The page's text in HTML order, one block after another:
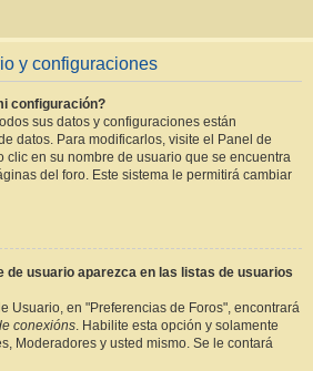
y configuraciones
configuración?
sus datos y configuraciones están
datos. Para modificarlos, visite el Panel de
clic en su nombre de usuario que se encuentra
del foro. Este sistema le permitirá cambiar
de usuario aparezca en las listas de usuarios
Usuario, en "Preferencias de Foros", encontrará
conexións. Habilite esta opción y solamente
Moderadores y usted mismo. Se le contará